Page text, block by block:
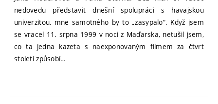
nedovedu představit dnešní spolupráci s havajskou
univerzitou, mne samotného by to „zasypalo“. Když jsem
se vracel 11. srpna 1999 v noci z Maďarska, netušil jsem,
co ta jedna kazeta s naexponovaným filmem za čtvrt
století způsobí…